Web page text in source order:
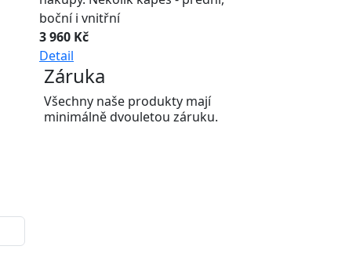
boční i vnitřní
3 960 Kč
Detail
Záruka
Všechny naše produkty mají
minimálně dvouletou záruku.